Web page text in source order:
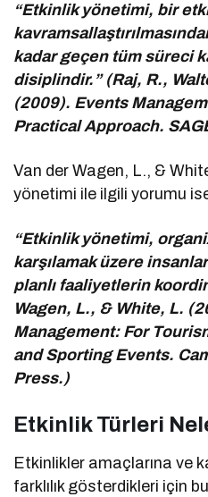
“Etkinlik yönetimi, bir
kadar geçen tüm süreci
disiplindir.” (Raj, R.,
(2009). Events
Practical Approach.
Van der Wagen, L., &
yönetimi ile ilgili yorumu
“Etkinlik yönetimi,
karşılamak üzere
planlı faaliyetlerin
Wagen, L., & White, L.
Management: For
and Sporting Events.
Press.)
Etkinlik Türleri
Etkinlikler amaçlarına ve
farklılık gösterdikleri için